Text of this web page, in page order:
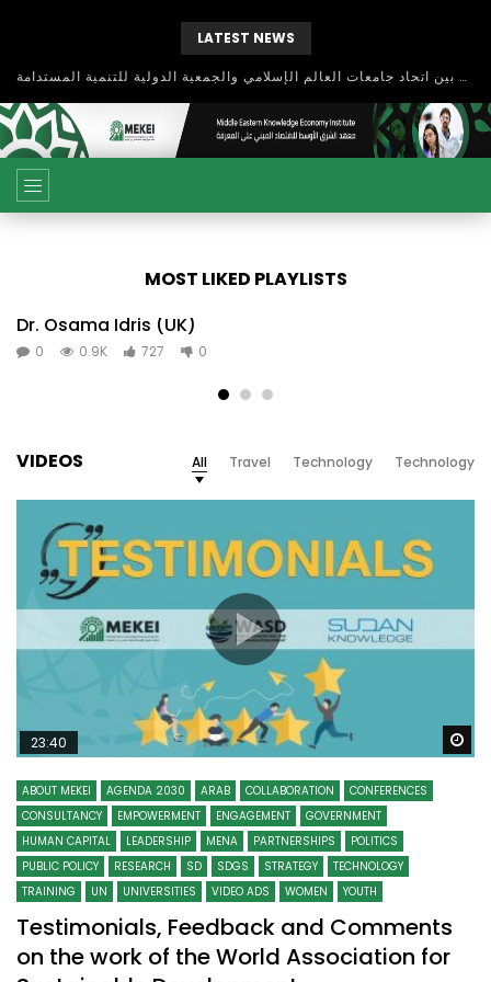
LATEST NEWS
بحث آفاق التعاون بين اتحاد جامعات العالم الإسلامي والجمعية الدولية للتنمية المستدامة
MOST LIKED PLAYLISTS
Dr. Osama Idris (UK)
0 0.9K 727 0
VIDEOS All Travel Technology Technology
23:40
ABOUT MEKEI AGENDA 2030 ARAB COLLABORATION
CONFERENCES
CONSULTANCY
EMPOWERMENT ENGAGEMENT
GOVERNMENT
HUMAN CAPITAL
LEADERSHIP MENA PARTNERSHIPS
POLITICS
PUBLIC POLICY
RESEARCH SD SDGS STRATEGY
TECHNOLOGY
TRAINING
UN UNIVERSITIES VIDEO ADS WOMEN YOUTH
Testimonials, Feedback and Comments
on the work of the World Association for